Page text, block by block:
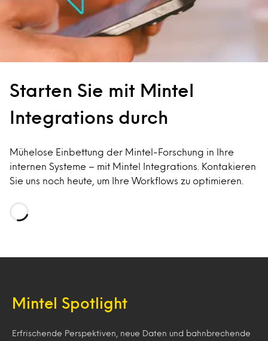
Starten Sie mit Mintel
Integrations durch
Mühelose Einbettung der Mintel-Forschung in Ihre
internen Systeme – mit Mintel Integrations. Kontakieren
Sie uns noch heute, um Ihre Workflows zu optimieren.
Mintel Spotlight
Erfrischende Perspektiven, neue Daten und bahnbrechende